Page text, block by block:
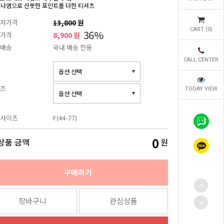
CART (0)
CALL CENTER
TODAY VIEW
염으로 산뜻한 포인트를 더한 티셔츠
가격 13,800원
격 8,900 원 36%
송 국내 배송 전용
이즈 F(44-77)
품 금액 0 원
구매하기
장바구니 관심상품